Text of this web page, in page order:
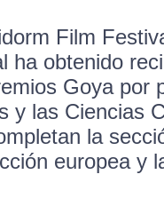
Film
ha obtenido
Goya por
y las Ciencias
la
europea y